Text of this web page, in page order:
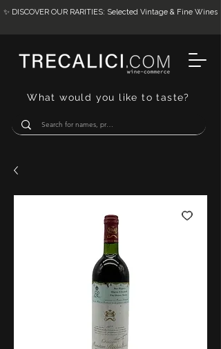
What would you like to taste?
✨ DISCOVER OUR RARITIES: Selected Vintage & Fine Wines